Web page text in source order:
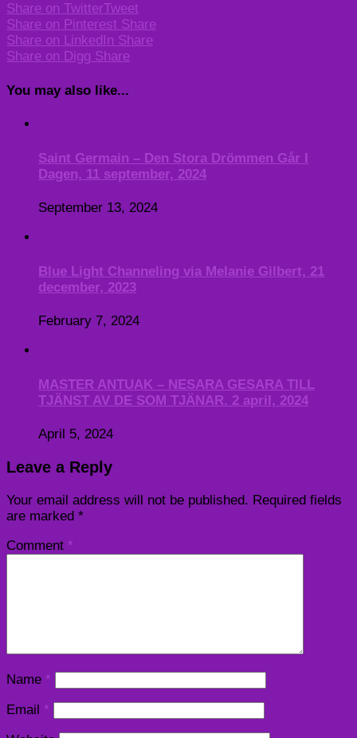
Share on TwitterTweet
Share on Pinterest Share
Share on LinkedIn Share
Share on Digg Share
You may also like...
Saint Germain – Den Stora Drömmen Går I
Dagen, 11 september, 2024
September 13, 2024
Blue Light Channeling via Melanie Gilbert, 21
december, 2023
February 7, 2024
MASTER ANTUAK – NESARA GESARA TILL
TJÄNST AV DE SOM TJÄNAR. 2 april, 2024
April 5, 2024
Leave a Reply
Your email address will not be published. Required fields
are marked *
Comment *
Name *
Email *